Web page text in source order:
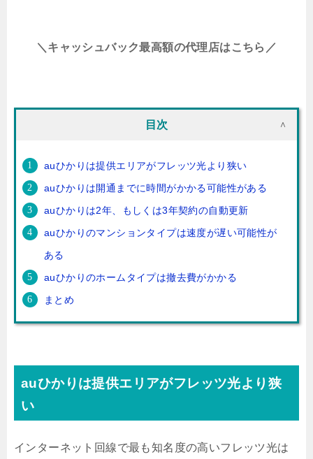
＼キャッシュバック最高額の代理店はこちら／
目次
auひかりは提供エリアがフレッツ光より狭い
auひかりは開通までに時間がかかる可能性がある
auひかりは2年、もしくは3年契約の自動更新
auひかりのマンションタイプは速度が遅い可能性が
ある
auひかりのホームタイプは撤去費がかかる
まとめ
auひかりは提供エリアがフレッツ光より狭
い
インターネット回線で最も知名度の高いフレッツ光は